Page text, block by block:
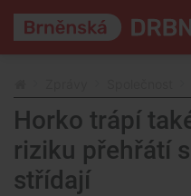
Horko trápí
riziku přehřátí
střídají